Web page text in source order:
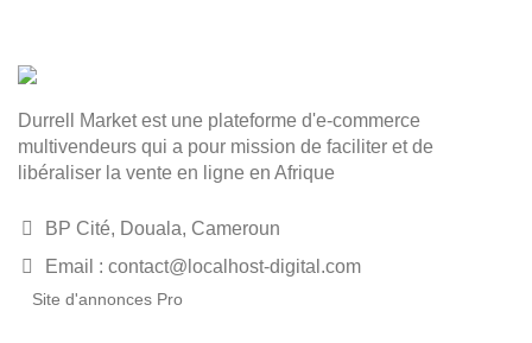
Durrell Market est une plateforme d'e-commerce
multivendeurs qui a pour mission de faciliter et de
libéraliser la vente en ligne en Afrique
BP Cité, Douala, Cameroun
Email : contact@localhost-digital.com
Site d'annonces Pro